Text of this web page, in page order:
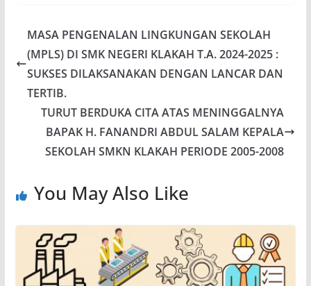
b
o
o
s
A
p
e
MASA PENGENALAN LINGKUNGAN SEKOLAH
(MPLS) DI SMK NEGERI KLAKAH T.A. 2024-2025 :
SUKSES DILAKSANAKAN DENGAN LANCAR DAN
TERTIB.
TURUT BERDUKA CITA ATAS MENINGGALNYA
BAPAK H. FANANDRI ABDUL SALAM KEPALA
SEKOLAH SMKN KLAKAH PERIODE 2005-2008
You May Also Like